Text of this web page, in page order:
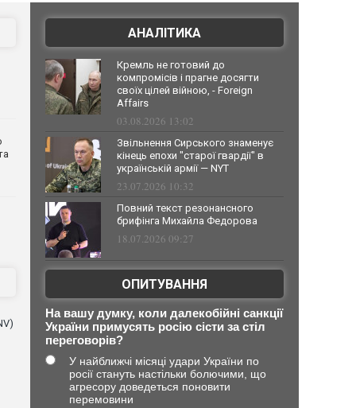
АНАЛІТИКА
Кремль не готовий до
компромісів і прагне досягти
своїх цілей війною, - Foreign
Affairs
03.08.2026 13:02
Звільнення Сирського знаменує
кінець епохи "старої гвардії" в
українській армії — NYT
23.07.2026 10:32
Повний текст резонансного
брифінга Михайла Федорова
18.07.2026 09:27
ОПИТУВАННЯ
На вашу думку, коли далекобійні санкції
України примусять росію сісти за стіл
переговорів?
У найближчі місяці удари України по
росії стануть настільки болючими, що
агресору доведеться поновити
перемовини